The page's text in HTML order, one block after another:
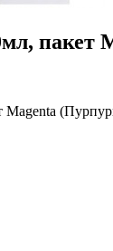
пакет